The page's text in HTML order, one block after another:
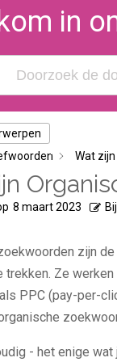
in
Wat
8 maart 2023
zijn
Ze
PPC (pay-per-
- het enige